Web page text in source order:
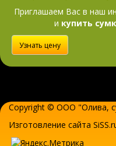
Приглашаем Вас в наш
и купить
Узнать цену
Copyright © ООО "Олива,
Изготовление сайта